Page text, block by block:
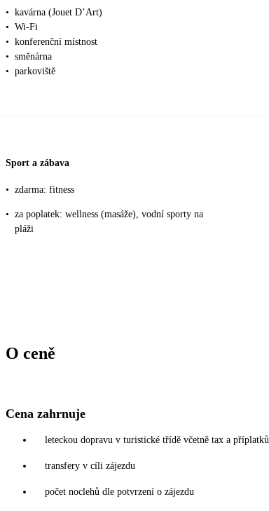
• kavárna (Jouet D’Art)
• Wi-Fi
• konferenční místnost
• směnárna
• parkoviště
Sport a zábava
• zdarma: fitness
• za poplatek: wellness (masáže), vodní sporty na
pláži
O ceně
Cena zahrnuje
leteckou dopravu v turistické třídě včetně tax a příplatků
transfery v cíli zájezdu
počet noclehů dle potvrzení o zájezdu